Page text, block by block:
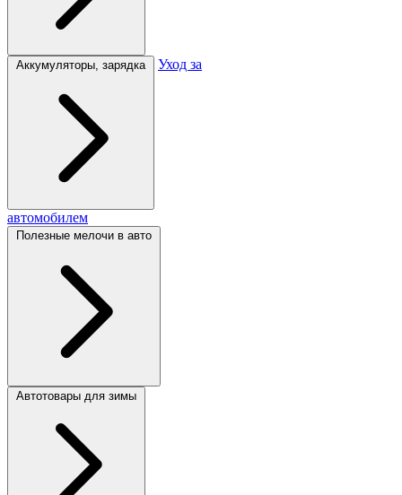
Аккумуляторы, зарядка Уход за
автомобилем
Полезные мелочи в авто
Автотовары для зимы